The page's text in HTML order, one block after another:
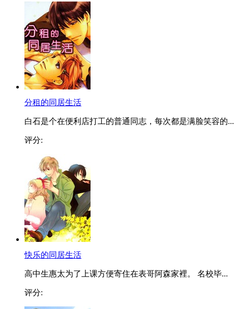
分租的同居生活
白石是个在便利店打工的普通同志，每次都是满脸笑容的...
评分:
快乐的同居生活
高中生惠太为了上课方便寄住在表哥阿森家裡。 名校毕...
评分: